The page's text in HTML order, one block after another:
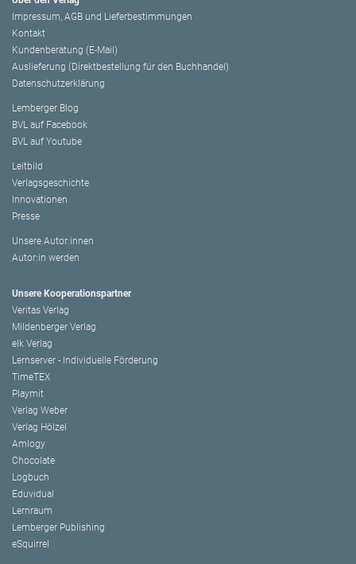
Impressum, AGB und Lieferbestimmungen
Kontakt
Kundenberatung (E-Mail)
Auslieferung (Direktbestellung für den Buchhandel)
Datenschutzerklärung
Lemberger Blog
BVL auf Facebook
BVL auf Youtube
Leitbild
Verlagsgeschichte
Innovationen
Presse
Unsere Autor:innen
Autor:in werden
Unsere Kooperationspartner
Veritas Verlag
Mildenberger Verlag
elk Verlag
Lernserver - Individuelle Förderung
TimeTEX
Playmit
Verlag Weber
Verlag Hölzel
Amlogy
Chocolate
Logbuch
Eduvidual
Lernraum
Lemberger Publishing
eSquirrel